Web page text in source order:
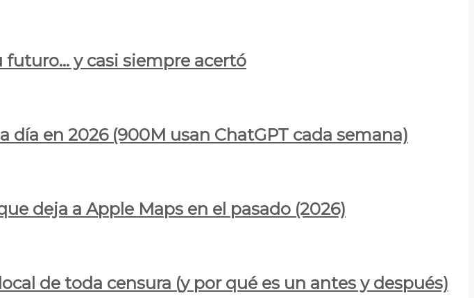
futuro… y casi siempre acertó
día en 2026 (900M usan ChatGPT cada semana)
deja a Apple Maps en el pasado (2026)
de toda censura (y por qué es un antes y después)